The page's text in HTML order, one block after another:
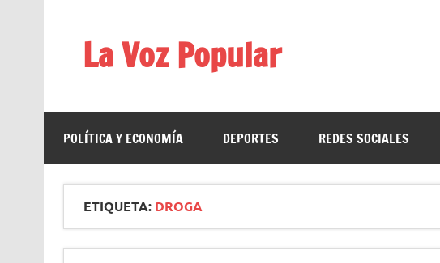
La Voz Popular
POLÍTICA Y ECONOMÍA DEPORTES REDES SOCIALES
ETIQUETA: DROGA